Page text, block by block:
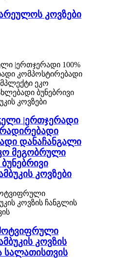
კოვზები
|ერთჯერადი
დანაჩანგალი
მეგობრული
კოვზები
კოვზის
სალათისთვის